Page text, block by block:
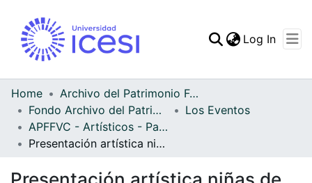
Statistics
Log In
Home
Archivo del Patrimonio Fotográfico y Fílmico del Valle del Cauca
Fondo Archivo del Patrimonio Fotográfico y Fílmico del Valle del Cauca
Los Eventos
APFFVC - Artísticos - Patrimonial
Presentación artística niñas de preescolar